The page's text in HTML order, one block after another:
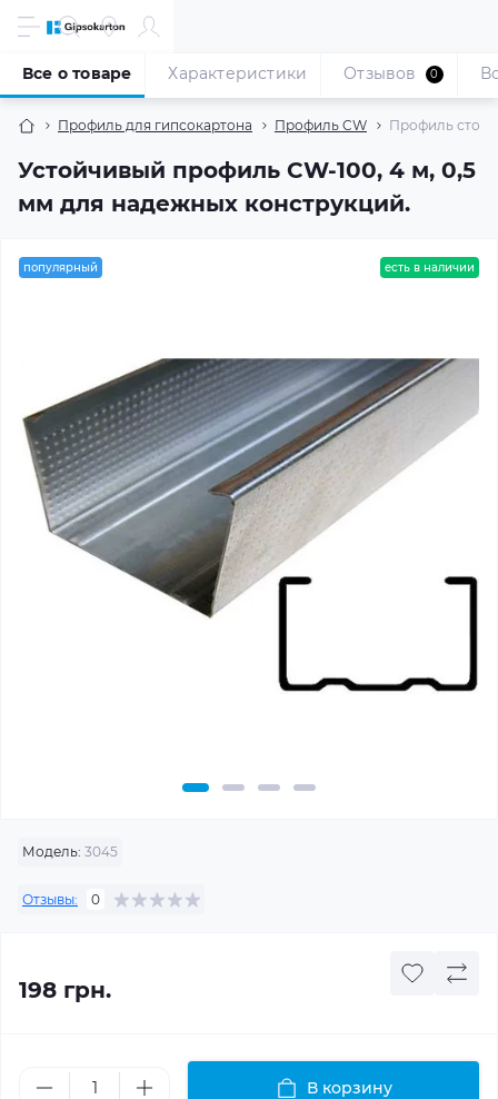
Профиль для гипсокартона Профиль CW Профиль
Устойчивый профиль CW-100, 4 м, 0,5
мм для надежных конструкций.
Все о товаре Характеристики Отзывов 0
популярный есть в наличии
Модель: 3045
Отзывы: 0
198 грн.
В корзину